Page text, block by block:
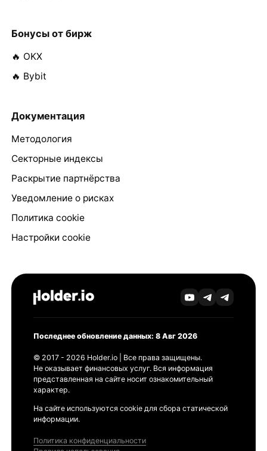
Бонусы от бирж
🔥 OKX
🔥 Bybit
Документация
Методология
Секторные индексы
Раскрытие партнёрства
Уведомление о рисках
Политика cookie
Настройки cookie
Последнее обновление данных: 8 Авг 2026
© 2017 - 2026 Holder.io | Все права защищены.
Не оказывает финансовых услуг. Вся информация
представленная на сайте носит ознакомительный
характер.
На сайте используются cookie для сбора статической
информации.
Политика конфиденциальности